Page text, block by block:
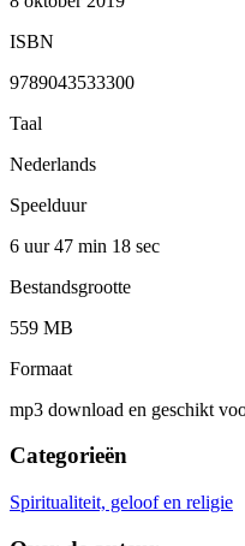
ISBN
9789043533300
Taal
Nederlands
Speelduur
6 uur 47 min 18 sec
Bestandsgrootte
559 MB
Formaat
mp3 download en geschikt
Categorieën
Spiritualiteit, geloof en religie